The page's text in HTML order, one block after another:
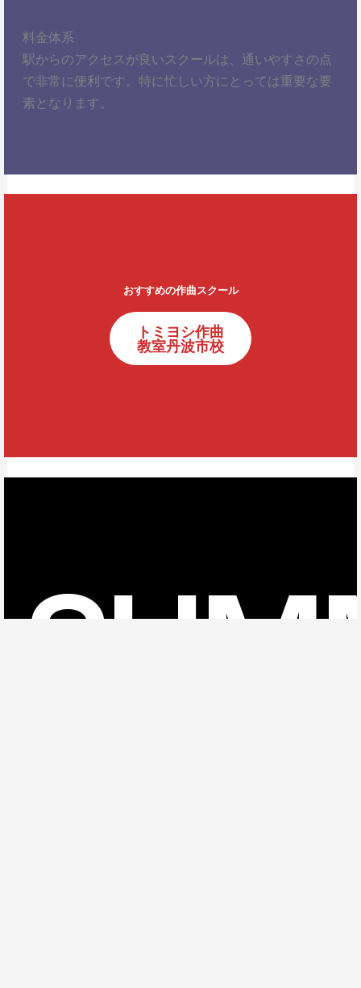
料金体系
駅からのアクセスが良いスクールは、通いやすさの点
で非常に便利です。特に忙しい方にとっては重要な要
素となります。
おすすめの作曲スクール
トミヨシ作曲
教室丹波市校